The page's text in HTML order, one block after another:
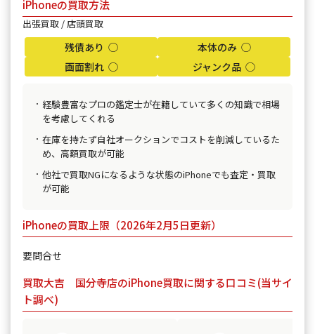
iPhoneの買取方法
出張買取 / 店頭買取
残債あり ◯
本体のみ ◯
画面割れ ◯
ジャンク品 ◯
経験豊富なプロの鑑定士が在籍していて多くの知識で相場
を考慮してくれる
在庫を持たず自社オークションでコストを削減しているた
め、高額買取が可能
他社で買取NGになるような状態のiPhoneでも査定・買取
が可能
iPhoneの買取上限（2026年2月5日更新）
要問合せ
買取大吉 国分寺店のiPhone買取に関する口コミ(当サイ
ト調べ)